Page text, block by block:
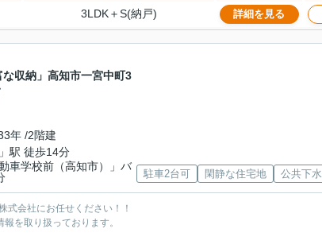
3LDK＋S(納戸) 詳細を見る
な収納」高知市一宮中町3
年 /2階建
」駅 徒歩14分
車学校前（高知市）」バ
駐車2台可 閑静な住宅地 公共下水
式会社にお任せください！！
を取り扱っております。